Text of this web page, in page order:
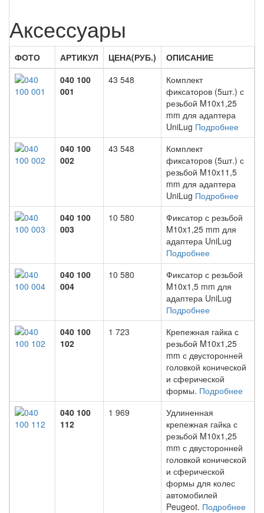
Аксессуары
ФОТО АРТИКУЛ ЦЕНА(РУБ.)
ОПИСАНИЕ
040 100
001
43 548
Комплект
фиксаторов (5шт.) с
резьбой M10x1,25
mm для адаптера
UniLug Подробнее
040 100
002
43 548
Комплект
фиксаторов (5шт.) с
резьбой M10x11,5
mm для адаптера
UniLug Подробнее
040 100
003
10 580
Фиксатор с резьбой
M10x1,25 mm для
адаптера UniLug
Подробнее
040 100
004
10 580
Фиксатор с резьбой
M10x1,5 mm для
адаптера UniLug
Подробнее
040 100
102
1 723
Крепежная гайка с
резьбой M10x1,25
mm с двусторонней
головкой конической
и сферической
формы. Подробнее
040 100
112
1 969
Удлиненная
крепежная гайка с
резьбой M10x1,25
mm с двусторонней
головкой конической
и сферической
формы для колес
автомобилей
Peugeot. Подробнее